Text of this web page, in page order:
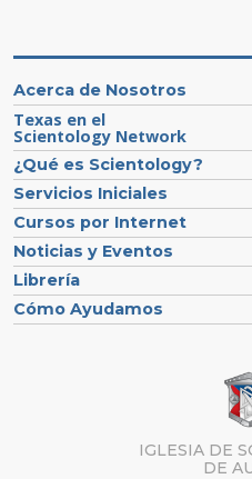
Acerca de Nosotros
Texas en el
Scientology Network
¿Qué es Scientology?
Servicios Iniciales
Cursos por Internet
Noticias y Eventos
Librería
Cómo Ayudamos
IGLESIA DE
DE